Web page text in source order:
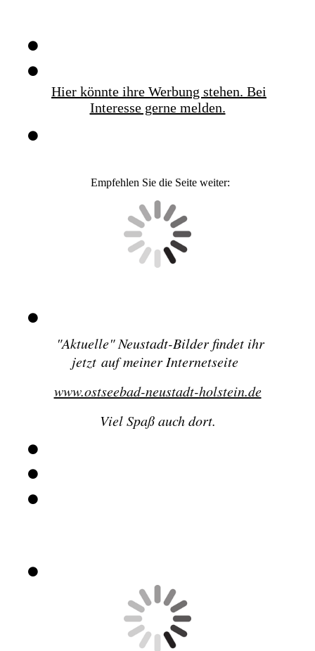
Hier könnte ihre Werbung stehen. Bei
Interesse gerne melden.
Empfehlen Sie die Seite weiter:
"Aktuelle" Neustadt-Bilder findet ihr
jetzt auf meiner Internetseite
www.ostseebad-neustadt-holstein.de
Viel Spaß auch dort.